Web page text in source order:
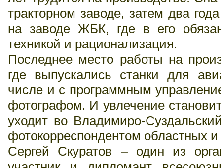
тракторном заводе, затем два
на заводе ЖБК, где в его
техникой и рационализация.
Последнее место работы на
где выпускались станки для
числе и с программным
фотографом. И увлечение
уходит во Владимиро-
фотокорреспондентом областных и
Сергей Скуратов – один из